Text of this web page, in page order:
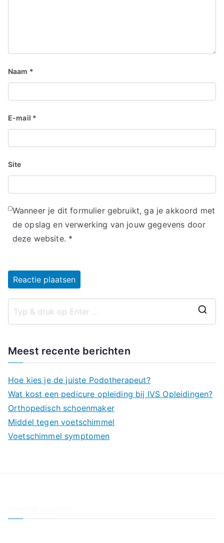
Naam *
E-mail *
Site
Wanneer je dit formulier gebruikt, ga je akkoord met
de opslag en verwerking van jouw gegevens door
deze website. *
Meest recente berichten
Hoe kies je de juiste Podotherapeut?
Wat kost een pedicure opleiding bij IVS Opleidingen?
Orthopedisch schoenmaker
Middel tegen voetschimmel
Voetschimmel symptomen